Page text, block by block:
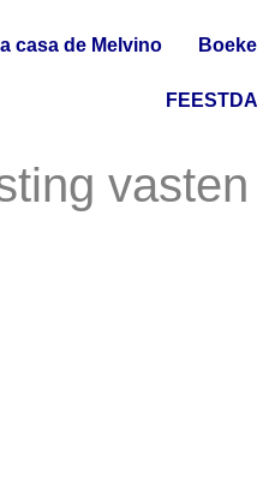
casa de Melvino
vasten